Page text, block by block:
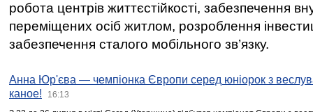
робота центрів життєстійкості, забезпечення
переміщених осіб житлом, розроблення
забезпечення сталого мобільного зв’язку.
Анна Юр'єва — чемпіонка Європи серед юніорок з
каное!
16:13